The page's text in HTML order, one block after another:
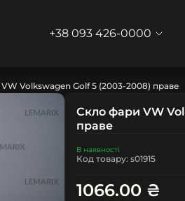
+38 093 426-0000
Volkswagen Golf 5 (2003-2008) праве
Скло фари VW
праве
В наявності
Код товару: s01915
1066.00 ₴